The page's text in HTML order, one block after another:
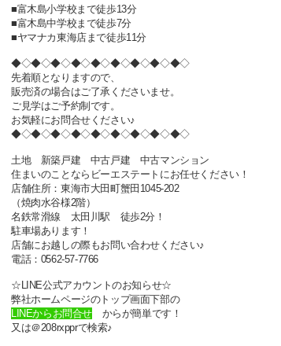
■富木島小学校まで徒歩13分
■富木島中学校まで徒歩7分
■ヤマナカ東海店まで徒歩11分
◆◇◆◇◆◇◆◇◆◇◆◇◆◇◆◇◆◇
先着順となりますので、
販売済の場合はご了承くださいませ。
ご見学はご予約制です。
お気軽にお問合せください♪
◆◇◆◇◆◇◆◇◆◇◆◇◆◇◆◇◆◇
土地 新築戸建 中古戸建 中古マンション
住まいのことならビーエステートにお任せください！
店舗住所：東海市大田町蟹田1045-202
（焼肉水谷様2階）
名鉄常滑線 太田川駅 徒歩2分！
駐車場あります！
店舗にお越しの際もお問い合わせください♪
電話：0562-57-7766
☆LINE公式アカウントのお知らせ☆
弊社ホームページのトップ画面下部の
LINEからお問合せ からが簡単です！
又は＠208rxpprで検索♪